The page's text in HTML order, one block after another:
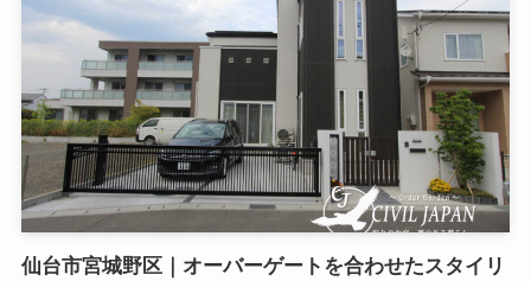
仙台市宮城野区｜オーバーゲートを合わせたスタイリ